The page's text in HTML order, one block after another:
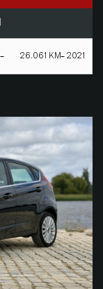
26.061 KM 2021